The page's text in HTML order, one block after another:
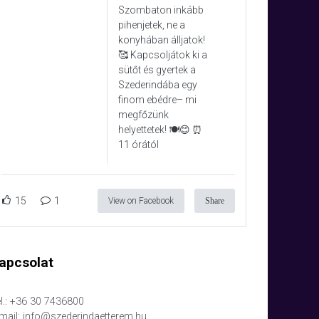
Szombaton inkább
pihenjetek, ne a
konyhában álljatok!
🥰 Kapcsoljátok ki a
sütőt és gyertek a
Szederindába egy
finom ebédre– mi
megfőzünk
helyettetek! 🍽️😊 ⏰
11 órától
15 1 View on Facebook Share
+36 30 7436800
info@szederindaetterem.hu